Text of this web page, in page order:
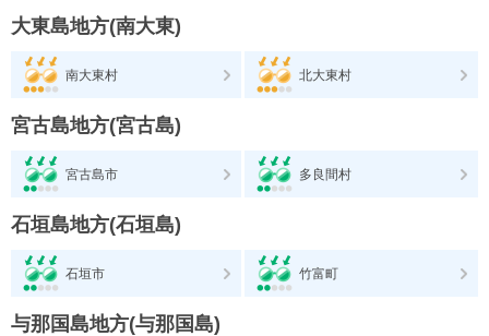
大東島地方(南大東)
南大東村 北大東村
宮古島地方(宮古島)
宮古島市 多良間村
石垣島地方(石垣島)
石垣市 竹富町
与那国島地方(与那国島)